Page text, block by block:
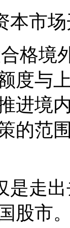
市场
格境
度与
进境
的范
走出
股市